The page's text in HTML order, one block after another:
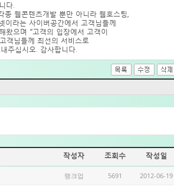
다.
종 웹콘텐츠개발 뿐만 아니라 웹호스팅,
이라는 사이버공간에서 고객님들께
왔으며 “고객의 입장에서 고객이
객님들께 최선의 서비스로
주십시오. 감사합니다.
작성자 조회수 작성일
랭크업 5691 2012-06-19